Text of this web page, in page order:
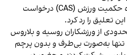
دادگاه حکمیت ورزش (CAS) درخواست
تعلیق را رد کرد.
از ورزشکاران روسیه و بلاروس
به‌صورت بی‌طرف و بدون پرچم